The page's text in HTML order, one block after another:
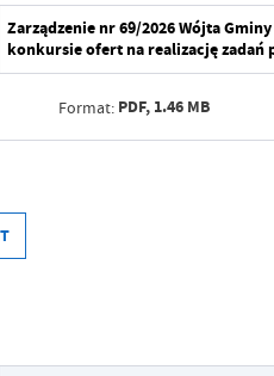
Zarządzenie nr 69/2026 Wójta
konkursie ofert na realizację zadań
Format: PDF, 1.46 MB